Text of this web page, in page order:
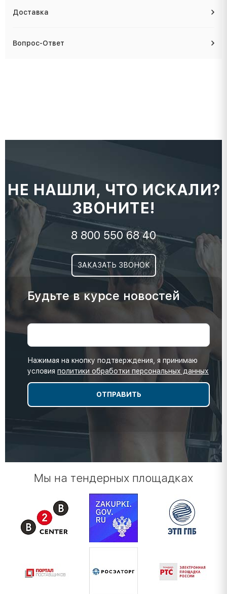
Доставка
Вопрос-Ответ
НЕ НАШЛИ, ЧТО ИСКАЛИ?
ЗВОНИТЕ!
8 800 550 68 40
ЗАКАЗАТЬ ЗВОНОК
Будьте в курсе новостей
Нажимая на кнопку подтверждения, я принимаю
условия политики обработки персональных данных
Мы на тендерных площадках